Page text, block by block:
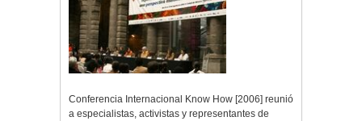
Conferencia Internacional Know How [2006] reunió
a especialistas, activistas y representantes de